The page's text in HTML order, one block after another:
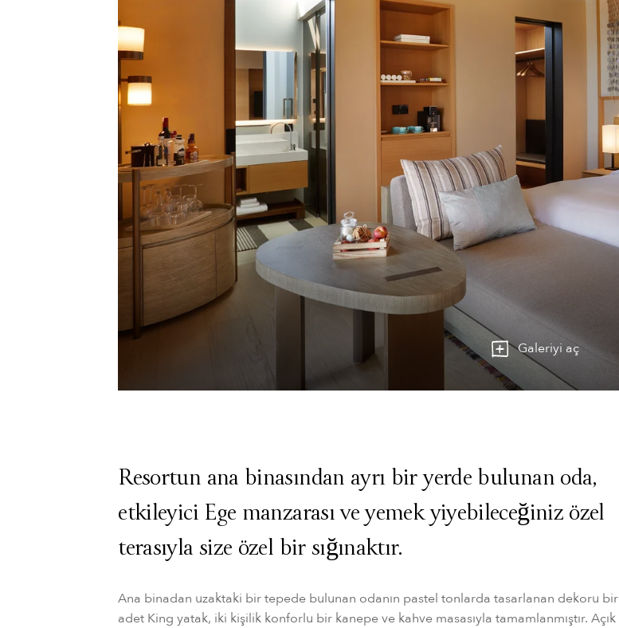
Galeriyi aç
Resortun ana binasından ayrı bir yerde bulunan oda,
etkileyici Ege manzarası ve yemek yiyebileceğiniz özel
terasıyla size özel bir sığınaktır.
Ana binadan uzaktaki bir tepede bulunan odanın pastel tonlarda tasarlanan dekoru bir
adet King yatak, iki kişilik konforlu bir kanepe ve kahve masasıyla tamamlanmıştır. Açık